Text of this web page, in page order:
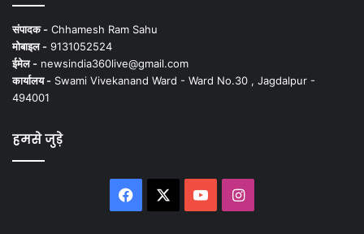
संपादक - Chhamesh Ram Sahu
मोबाइल - 9131052524
ईमेल - newsindia360live@gmail.com
कार्यालय - Swami Vivekanand Ward - Ward No.30 , Jagdalpur -
494001
हमसे जुड़े
Facebook YouTubeInstagram